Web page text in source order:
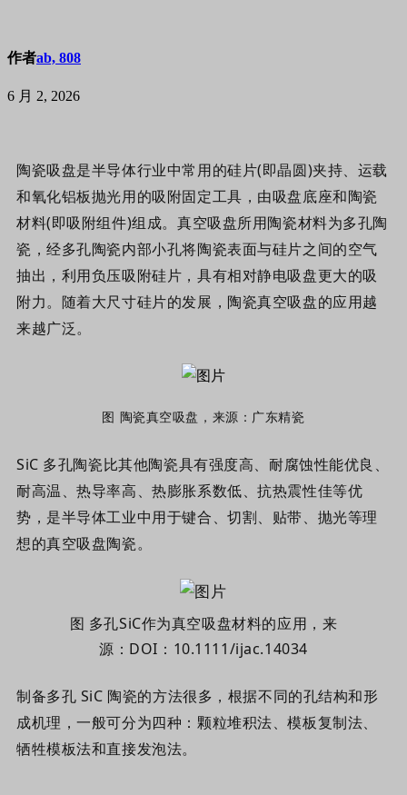
作者ab, 808
6 月 2, 2026
陶瓷吸盘是半导体行业中常用的硅片(即晶圆)夹持、运载
和氧化铝板抛光用的吸附固定工具，由吸盘底座和陶瓷
材料(即吸附组件)组成。真空吸盘所用陶瓷材料为多孔陶
瓷，经多孔陶瓷内部小孔将陶瓷表面与硅片之间的空气
抽出，利用负压吸附硅片，具有相对静电吸盘更大的吸
附力。随着大尺寸硅片的发展，陶瓷真空吸盘的应用越
来越广泛。
图 陶瓷真空吸盘 ， 来源 ： 广东精瓷
SiC 多孔陶瓷比其他陶瓷具有强度高、耐腐蚀性能优良、
耐高温、热导率高、热膨胀系数低、抗热震性佳等优
势 ，是半导体工业中用于键合、切割、贴带、抛光等理
想的真空吸盘陶瓷。
图 多孔SiC作为真空吸盘材料的应用，来
源： DOI： 10.1111/ijac.14034
制备多孔 SiC 陶瓷的方法很多，根据不同的孔结构和形
成机理，一般可分为四种：颗粒堆积法、模板复制法、
牺牲模板法和直接发泡法。